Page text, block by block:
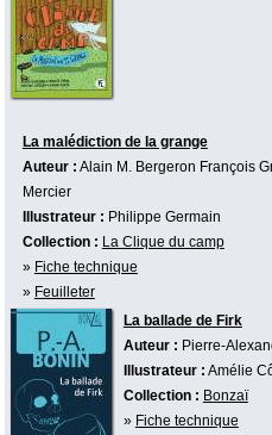
La malédiction de la grange
Auteur : Alain M. Bergeron François
Mercier
Illustrateur : Philippe Germain
Collection : La Clique du camp
» Fiche technique
» Feuilleter
La ballade de Firk
Auteur : Pierre-
Illustrateur : Amélie
Collection : Bonzaï
» Fiche technique